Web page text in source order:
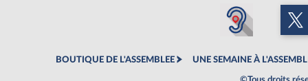
BOUTIQUE DE L'ASSEMBLEE UNE SEMAINE À
©Tous droits